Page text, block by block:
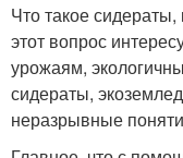
Что такое
этот вопрос
урожаям,
сидераты,
неразрывные